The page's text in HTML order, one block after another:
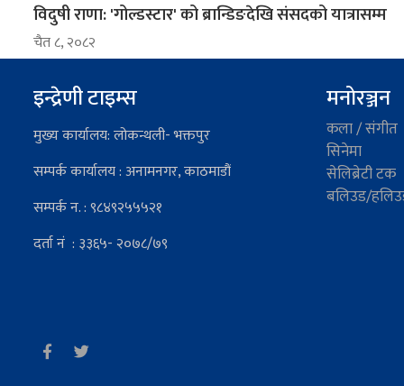
विदुषी राणा: 'गोल्डस्टार' को ब्रान्डिङदेखि संसदको यात्रासम्म
चैत ८, २०८२
इन्द्रेणी टाइम्स
मुख्य कार्यालय: लोकन्थली- भक्तपुर
सम्पर्क कार्यालय : अनामनगर, काठमाडौं
सम्पर्क न. : ९८४९२५५५२१
दर्ता नं : ३३६५- २०७८/७९
मनोरञ्जन
कला / संगीत
सिनेमा
सेलिब्रेटी टक
बलिउड/